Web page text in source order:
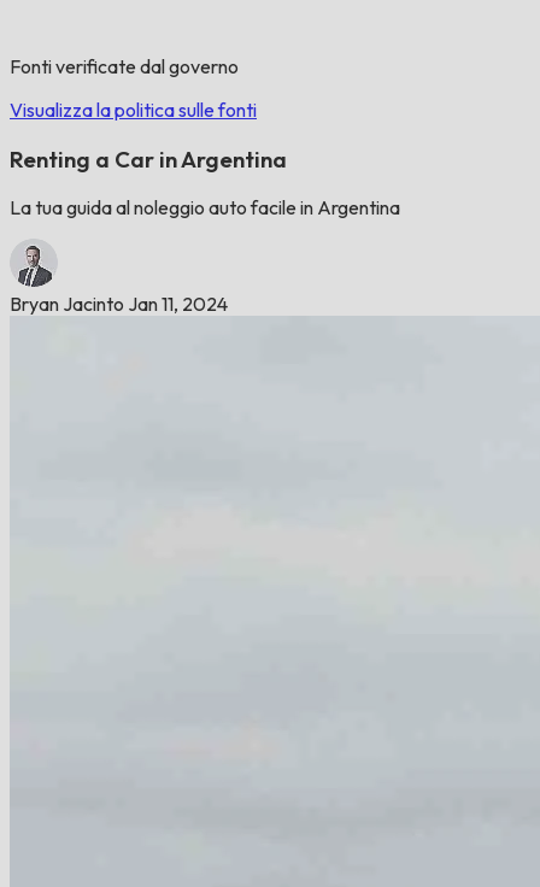
Fonti verificate dal governo
Visualizza la politica sulle fonti
Renting a Car in Argentina
La tua guida al noleggio auto facile in Argentina
Bryan Jacinto Jan 11, 2024